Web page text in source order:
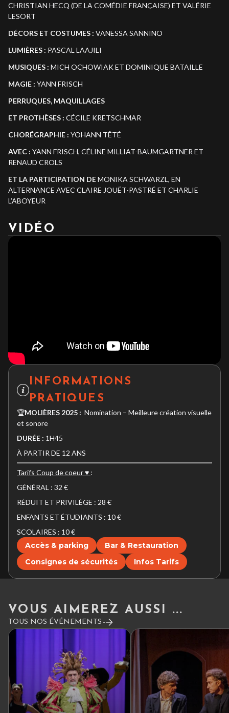
CHRISTIAN HECQ (DE LA COMÉDIE FRANÇAISE) ET VALÉRIE
LESORT
DÉCORS ET COSTUMES : VANESSA SANNINO
LUMIÈRES : PASCAL LAAJILI
MUSIQUES : MICH OCHOWIAK ET DOMINIQUE BATAILLE
MAGIE : YANN FRISCH
PERRUQUES, MAQUILLAGES
ET PROTHÈSES : CÉCILE KRETSCHMAR
CHORÉGRAPHIE : YOHANN TÊTÉ
AVEC : YANN FRISCH, CÉLINE MILLIAT-BAUMGARTNER ET
RENAUD CROLS
ET LA PARTICIPATION DEMONIKA SCHWARZL, EN
ALTERNANCE AVEC CLAIRE JOUËT-PASTRÉ ET CHARLIE
L’ABOYEUR
VIDÉO
INFORMATIONS
PRATIQUES
🏆MOLIÈRES 2025 : Nomination – Meilleure création visuelle
et sonore
DURÉE : 1H45
À PARTIR DE 12 ANS
Tarifs Coup de coeur ♥️ :
GÉNÉRAL : 32 €
RÉDUIT ET PRIVILÈGE : 28 €
ENFANTS ET ÉTUDIANTS : 10 €
SCOLAIRES : 10 €
Accès & parking
Bar & Restauration
Consignes de sécurités
Infos Tarifs
VOUS AIMEREZ AUSSI ...
TOUS NOS ÉVÉNEMENTS